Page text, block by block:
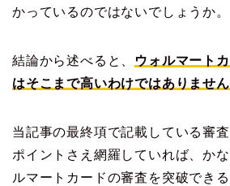
かっているのではないでしょうか。
結論から述べると、
ウォルマート
はそこまで高いわけではありません
当記事の最終項で記載している審
ポイントさえ網羅していれば、か
ルマートカードの審査を突破できる